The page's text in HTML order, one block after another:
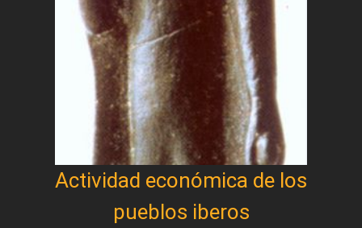
Actividad económica de los
pueblos iberos